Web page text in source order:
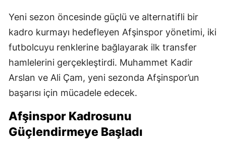
Yeni sezon öncesinde güçlü ve alternatifli bir
kadro kurmayı hedefleyen Afşinspor yönetimi, iki
futbolcuyu renklerine bağlayarak ilk transfer
hamlelerini gerçekleştirdi. Muhammet Kadir
Arslan ve Ali Çam, yeni sezonda Afşinspor’un
başarısı için mücadele edecek.
Afşinspor Kadrosunu
Güçlendirmeye Başladı